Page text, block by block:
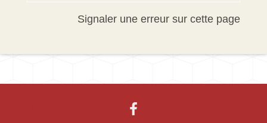
Signaler une erreur sur cette page